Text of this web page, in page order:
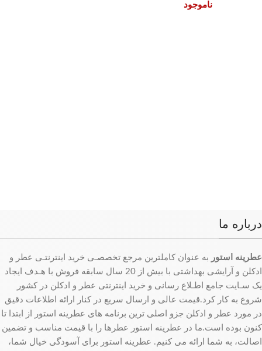
ناموجود
درباره ما
عطرینه استور به عنوان کاملترین مرجع تخصصـی خرید اینترنتـی عطر و
ادکلن و آرایشی بهداشتی با بیش از 20 سال سابقه فروش با هـدف ایجاد
یک سـایت جامع اطـلاع رسانی و خرید اینترنتی عطر و ادکلن در کشور
شروع به کار کرد.قیمت عالی و ارسال سریع در کنار ارائه اطلاعات دقیق
در مورد عطر و ادکلن جزو اصلی ترین برنامه های عطرینه استور از ابتدا تا
کنون بوده است.ما در عطرینه استور عطرها را با قیمت مناسب و تضمین
اصالت، به شما ارائه می کنیم. عطرینه استور برای آسودگی خیال شما،